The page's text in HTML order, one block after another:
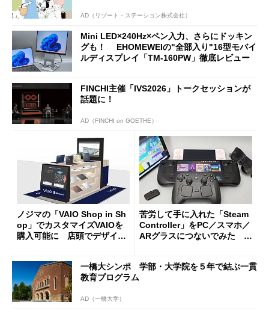
AD（リゾート・ステーション株式会社）
Mini LED×240Hz×ペン入力、さらにドッキン
グも！ EHOMEWEIの"全部入り"16型モバイ
ルディスプレイ「TM-160PW」徹底レビュー
FINCHI主催「IVS2026」トークセッションが
話題に！
AD（FINCHI on GOETHE）
ノジマの「VAIO Shop in Sh
op」でカスタマイズVAIOを
購入可能に 店頭でデザイン
苦労して手に入れた「Steam
Controller」をPC／スマホ／
ARグラスにつないでみた ゲ
一橋大シンポ 学部・大学院を５年で結ぶ一貫
教育プログラム
AD（一橋大学）